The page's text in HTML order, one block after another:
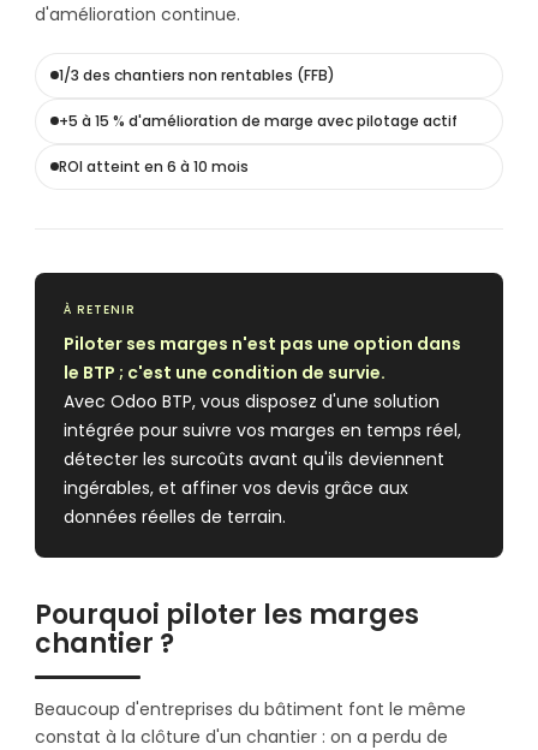
d'amélioration continue.
1/3 des chantiers non rentables (FFB)
+5 à 15 % d'amélioration de marge avec pilotage actif
ROI atteint en 6 à 10 mois
À RETENIR
Piloter ses marges n'est pas une option dans
le BTP ; c'est une condition de survie.
Avec Odoo BTP, vous disposez d'une solution
intégrée pour suivre vos marges en temps réel,
détecter les surcoûts avant qu'ils deviennent
ingérables, et affiner vos devis grâce aux
données réelles de terrain.
Pourquoi piloter les marges
chantier ?
Beaucoup d'entreprises du bâtiment font le même
constat à la clôture d'un chantier : on a perdu de